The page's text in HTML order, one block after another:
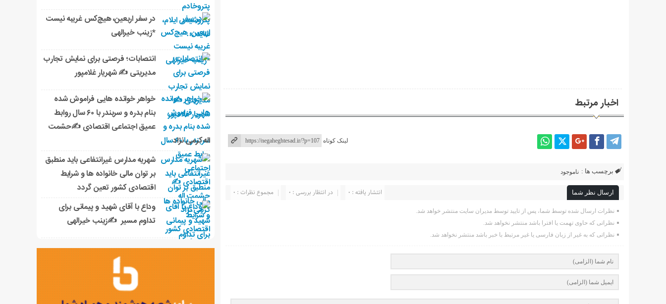
اخبار مرتبط
لینک کوتاه
برچسب ها : ناموجود
ارسال نظر شما مجموع نظرات : 0 در انتظار بررسی : 0 انتشار یافته : ۰
نظرات ارسال شده توسط شما، پس از تایید توسط مدیران سایت منتشر خواهد شد.
نظراتی که حاوی تهمت یا افترا باشد منتشر نخواهد شد.
نظراتی که به غیر از زبان فارسی یا غیر مرتبط با خبر باشد منتشر نخواهد شد.
در سفر اربعین، هیچ‌کس غریبه نیست
*زینب خیرالهی
انتصابات؛ فرصتی برای نمایش تجارب
مدیریتی ✍ شهریار غلامپور
خواهر خوانده هایی فراموش شده
بنام بدره و سربندر با ۶۰ سال روابط
عمیق اجتماعی اقتصادی ✍حشمت
اله کرمی نژاد
شهریه مدارس غیرانتفاعی باید منطبق
بر توان مالی خانواده ها و شرایط
اقتصادی کشور تعین گردد
وداع با آقای شهید و پیمانی برای
تداوم مسیر ✍زینب خیرالهی